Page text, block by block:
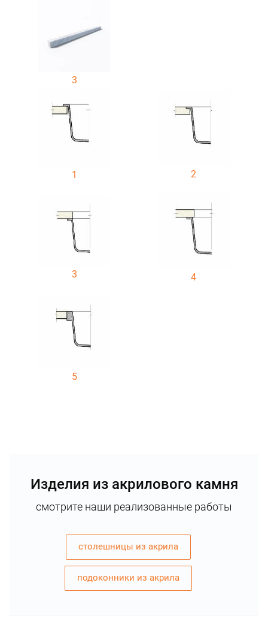
3
1 2
3 4
5
Изделия из акрилового камня
смотрите наши реализованные работы
столешницы из акрила
подоконники из акрила